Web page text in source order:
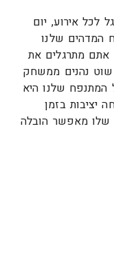
לכל אירוע, יום
המדהים שלנו
אתם מתרגלים את
נהנים ממשחק
המתנפח שלנו היא
יציבות בזמן
שלו מאפשר הובלה